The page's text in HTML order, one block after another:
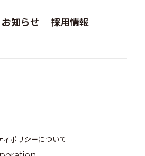
お知らせ
採用情報
ポリシーについて